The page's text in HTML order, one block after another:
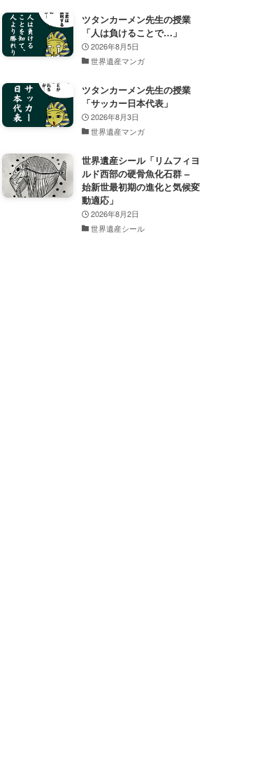
ツタンカーメン先生の授業
「人は負けることで…」
2026年8月5日
世界遺産マンガ
ツタンカーメン先生の授業
「サッカー日本代表」
2026年8月3日
世界遺産マンガ
世界遺産シール「リムフィヨ
ルド西部の硬骨魚化石群 –
始新世最初期の進化と気候変
動適応」
2026年8月2日
世界遺産シール